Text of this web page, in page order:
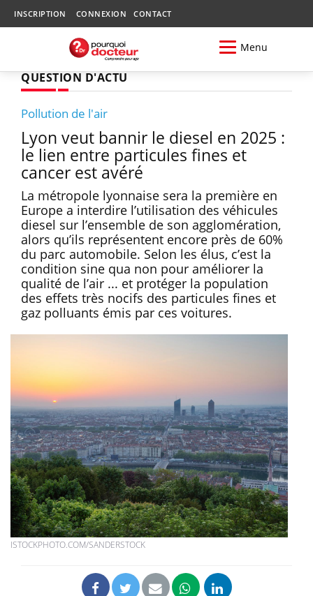
INSCRIPTION CONNEXION CONTACT
Menu
QUESTION D'ACTU
Pollution de l'air
Lyon veut bannir le diesel en 2025 :
le lien entre particules fines et
cancer est avéré
La métropole lyonnaise sera la première en
Europe a interdire l’utilisation des véhicules
diesel sur l’ensemble de son agglomération,
alors qu’ils représentent encore près de 60%
du parc automobile. Selon les élus, c’est la
condition sine qua non pour améliorer la
qualité de l’air ... et protéger la population
des effets très nocifs des particules fines et
gaz polluants émis par ces voitures.
ISTOCKPHOTO.COM/SANDERSTOCK